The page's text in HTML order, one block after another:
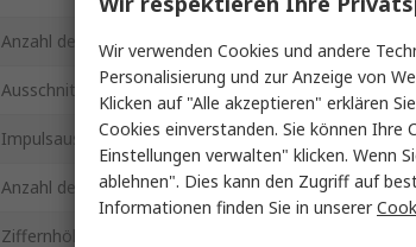
Anzahl der Phasen 1
Ausschnitt Breite 36mm
Impulsausgang Ja
Anzahl der Ausgänge 5
Ziffernhöhe
Wir verwenden Cookies und andere
Personalisierung und zur Anzeige von
Klicken auf "Alle akzeptieren" erklären
Cookies einverstanden. Sie können Ihre
Einstellungen verwalten" klicken. Wenn
ablehnen". Dies kann den Zugriff auf
Informationen finden Sie in unserer